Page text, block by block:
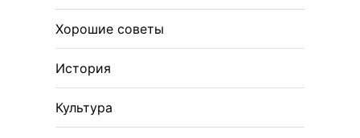
Хорошие советы
История
Культура